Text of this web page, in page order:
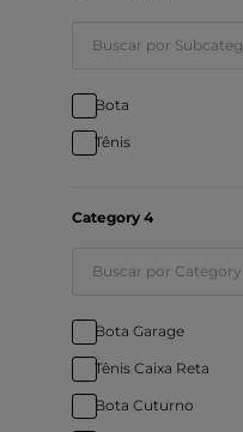
Bota
Tênis
Category 4
Bota Garage
Tênis Caixa Reta
Bota Cuturno